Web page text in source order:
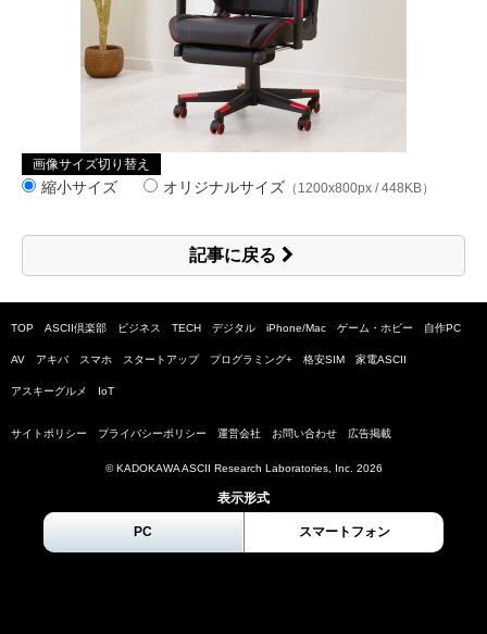
画像サイズ切り替え
縮小サイズ オリジナルサイズ （1200x800px / 448KB）
記事に戻る
TOP ASCII倶楽部 ビジネス TECH デジタル iPhone/Mac ゲーム・ホビー 自作PC
AV アキバ スマホ スタートアップ プログラミング+ 格安SIM 家電ASCII
アスキーグルメ IoT
サイトポリシー プライバシーポリシー 運営会社 お問い合わせ 広告掲載
© KADOKAWA ASCII Research Laboratories, Inc. 2026
表示形式
PC スマートフォン